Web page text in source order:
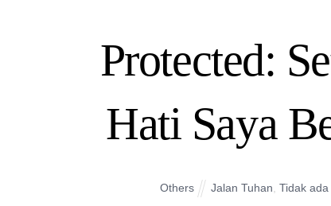
Protected:
Hati Saya
Others Jalan Tuhan Tidak